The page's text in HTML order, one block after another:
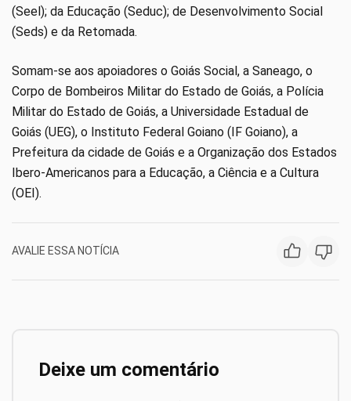
(Seel); da Educação (Seduc); de Desenvolvimento Social
(Seds) e da Retomada.
Somam-se aos apoiadores o Goiás Social, a Saneago, o
Corpo de Bombeiros Militar do Estado de Goiás, a Polícia
Militar do Estado de Goiás, a Universidade Estadual de
Goiás (UEG), o Instituto Federal Goiano (IF Goiano), a
Prefeitura da cidade de Goiás e a Organização dos Estados
Ibero-Americanos para a Educação, a Ciência e a Cultura
(OEI).
AVALIE ESSA NOTÍCIA
Deixe um comentário